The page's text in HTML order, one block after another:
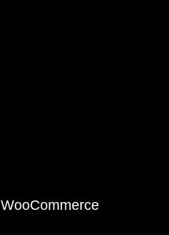
WooCommerce